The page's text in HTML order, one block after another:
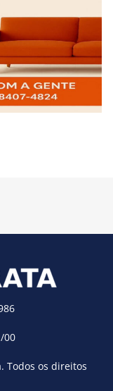
00
. Todos os direitos